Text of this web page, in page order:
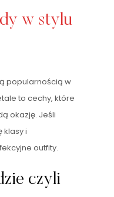
w stylu
popularnością w
to cechy, które
okazję. Jeśli
klasy i
outfity.
czyli